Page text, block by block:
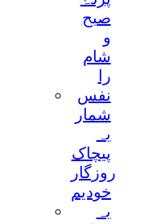
صبح
و
شام
را
نفس
شمار
بہ
پیچاک
روزگار
خودیم
بہ